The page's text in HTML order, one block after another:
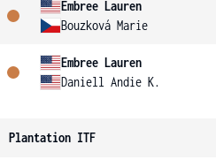
Embree Lauren
Bouzková Marie
Embree Lauren
Daniell Andie K.
Plantation ITF